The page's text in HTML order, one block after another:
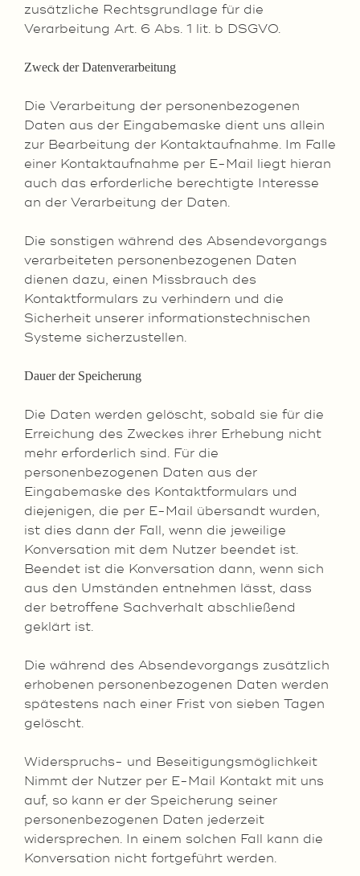
zusätzliche Rechtsgrundlage für die
Verarbeitung Art. 6 Abs. 1 lit. b DSGVO.
Zweck der Datenverarbeitung
Die Verarbeitung der personenbezogenen
Daten aus der Eingabemaske dient uns allein
zur Bearbeitung der Kontaktaufnahme. Im Falle
einer Kontaktaufnahme per E-Mail liegt hieran
auch das erforderliche berechtigte Interesse
an der Verarbeitung der Daten.
Die sonstigen während des Absendevorgangs
verarbeiteten personenbezogenen Daten
dienen dazu, einen Missbrauch des
Kontaktformulars zu verhindern und die
Sicherheit unserer informationstechnischen
Systeme sicherzustellen.
Dauer der Speicherung
Die Daten werden gelöscht, sobald sie für die
Erreichung des Zweckes ihrer Erhebung nicht
mehr erforderlich sind. Für die
personenbezogenen Daten aus der
Eingabemaske des Kontaktformulars und
diejenigen, die per E-Mail übersandt wurden,
ist dies dann der Fall, wenn die jeweilige
Konversation mit dem Nutzer beendet ist.
Beendet ist die Konversation dann, wenn sich
aus den Umständen entnehmen lässt, dass
der betroffene Sachverhalt abschließend
geklärt ist.
Die während des Absendevorgangs zusätzlich
erhobenen personenbezogenen Daten werden
spätestens nach einer Frist von sieben Tagen
gelöscht.
Widerspruchs- und Beseitigungsmöglichkeit
Nimmt der Nutzer per E-Mail Kontakt mit uns
auf, so kann er der Speicherung seiner
personenbezogenen Daten jederzeit
widersprechen. In einem solchen Fall kann die
Konversation nicht fortgeführt werden.